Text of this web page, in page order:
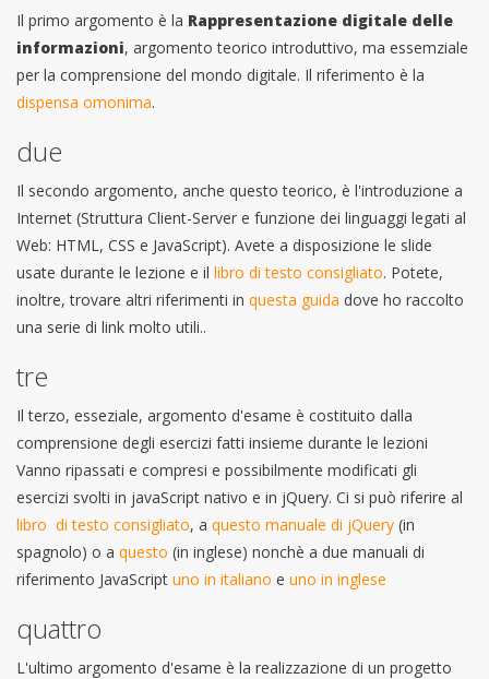
Il primo argomento è la Rappresentazione digitale delle
informazioni, argomento teorico introduttivo, ma essemziale
per la comprensione del mondo digitale. Il riferimento è la
dispensa omonima.
due
Il secondo argomento, anche questo teorico, è l'introduzione a
Internet (Struttura Client-Server e funzione dei linguaggi legati al
Web: HTML, CSS e JavaScript). Avete a disposizione le slide
usate durante le lezione e il libro di testo consigliato. Potete,
inoltre, trovare altri riferimenti in questa guida dove ho raccolto
una serie di link molto utili..
tre
Il terzo, esseziale, argomento d'esame è costituito dalla
comprensione degli esercizi fatti insieme durante le lezioni
Vanno ripassati e compresi e possibilmente modificati gli
esercizi svolti in javaScript nativo e in jQuery. Ci si può riferire al
libro di testo consigliato, a questo manuale di jQuery (in
spagnolo) o a questo (in inglese) nonchè a due manuali di
riferimento JavaScript uno in italiano e uno in inglese
quattro
L'ultimo argomento d'esame è la realizzazione di un progetto